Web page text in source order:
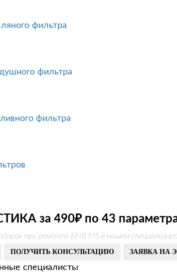
фильтра
фильтра
фильтра
за 490₽ по 43
при ремонте БМВ М5 в нашем
ПОЛУЧИТЬ КОНСУЛЬТАЦИЮ
специалисты